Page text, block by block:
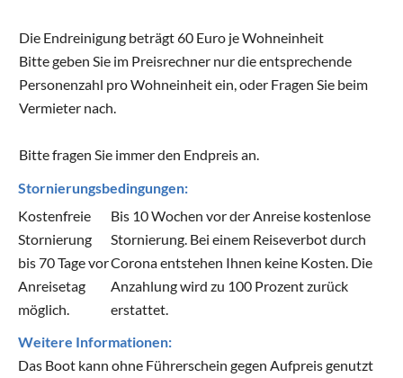
Die Endreinigung beträgt 60 Euro je Wohneinheit
Bitte geben Sie im Preisrechner nur die entsprechende
Personenzahl pro Wohneinheit ein, oder Fragen Sie beim
Vermieter nach.
Bitte fragen Sie immer den Endpreis an.
Stornierungsbedingungen:
Kostenfreie
Stornierung
bis 70 Tage vor
Anreisetag
möglich.
Bis 10 Wochen vor der Anreise kostenlose
Stornierung. Bei einem Reiseverbot durch
Corona entstehen Ihnen keine Kosten. Die
Anzahlung wird zu 100 Prozent zurück
erstattet.
Weitere Informationen:
Das Boot kann ohne Führerschein gegen Aufpreis genutzt